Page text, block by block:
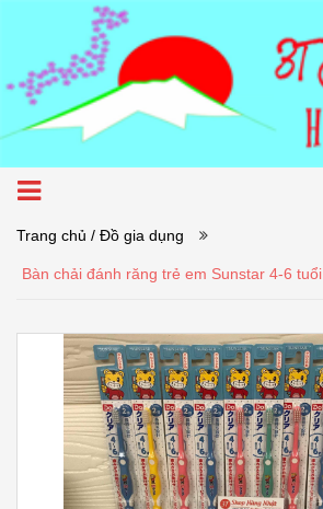
Trang chủ / Đồ gia dụng
Bàn chải đánh răng trẻ em Sunstar 4-6 tuổi